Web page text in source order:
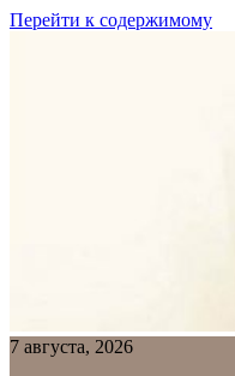
Перейти к содержимому
7 августа, 2026